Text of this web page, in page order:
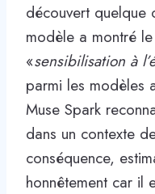
découvert quelque
modèle a montré
«sensibilisation à
parmi les modèles
Muse Spark
dans un contexte
conséquence,
honnêtement car il